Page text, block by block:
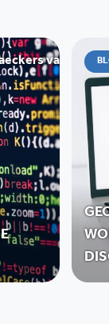
van de